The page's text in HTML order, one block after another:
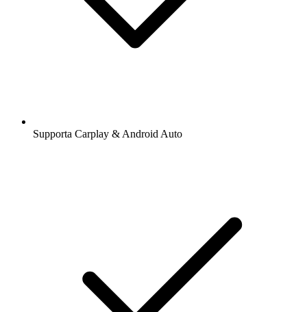
Supporta Carplay & Android Auto